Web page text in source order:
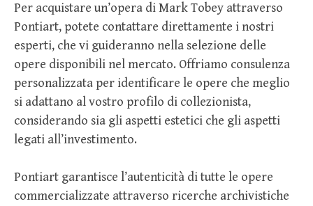
Per acquistare un’opera di Mark Tobey attraverso
Pontiart, potete contattare direttamente i nostri
esperti, che vi guideranno nella selezione delle
opere disponibili nel mercato. Offriamo consulenza
personalizzata per identificare le opere che meglio
si adattano al vostro profilo di collezionista,
considerando sia gli aspetti estetici che gli aspetti
legati all’investimento.
Pontiart garantisce l’autenticità di tutte le opere
commercializzate attraverso ricerche archivistiche